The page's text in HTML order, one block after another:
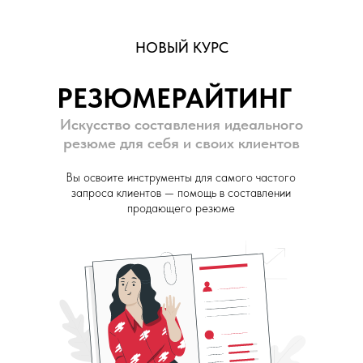
НОВЫЙ КУРС
РЕЗЮМЕРАЙТИНГ
Вы освоите инструменты для самого частого
запроса клиентов — помощь в составлении
продающего резюме
Искусство составления идеального
резюме для себя и своих клиентов